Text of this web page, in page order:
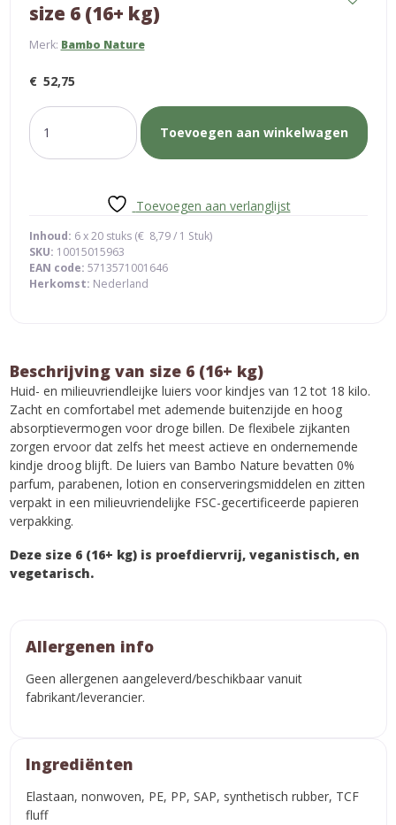
size 6 (16+ kg)
Merk: Bambo Nature
€ 52,75
size
(16+
Toevoegen aan winkelwagen
Toevoegen aan verlanglijst
Inhoud: 6 x 20 stuks (€ 8,79/ 1 Stuk)
SKU: 10015015963
EAN code: 5713571001646
Herkomst: Nederland
Beschrijving van size 6 (16+ kg)
Huid- en milieuvriendleijke luiers voor kindjes van 12 tot 18 kilo.
Zacht en comfortabel met ademende buitenzijde en hoog
absorptievermogen voor droge billen. De flexibele zijkanten
zorgen ervoor dat zelfs het meest actieve en ondernemende
kindje droog blijft. De luiers van Bambo Nature bevatten 0%
parfum, parabenen, lotion en conserveringsmiddelen en zitten
verpakt in een milieuvriendelijke FSC-gecertificeerde papieren
verpakking.
Deze size 6 (16+ kg) is proefdiervrij, veganistisch, en
vegetarisch.
Allergenen info
Geen allergenen aangeleverd/beschikbaar vanuit
fabrikant/leverancier.
Ingrediënten
Elastaan, nonwoven, PE, PP, SAP, synthetisch rubber, TCF
fluff